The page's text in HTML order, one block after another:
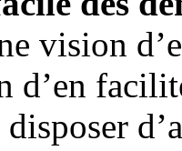
vision
d’en
disposer